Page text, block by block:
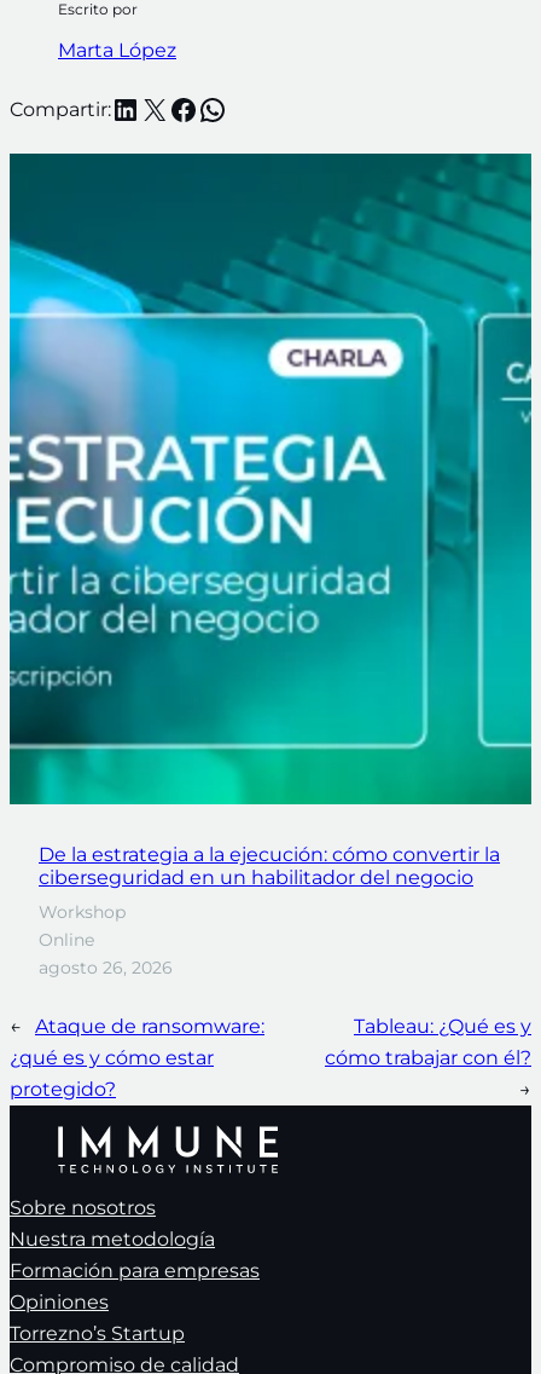
Escrito por
Marta López
Compartir:LinkedIn
X Facebook
WhatsApp
De la estrategia a la ejecución: cómo convertir la
ciberseguridad en un habilitador del negocio
Workshop
Online
agosto 26, 2026
←
Ataque de ransomware:
¿qué es y cómo estar
protegido?
Tableau: ¿Qué es y
cómo trabajar con él?
→
Sobre nosotros
Nuestra metodología
Formación para empresas
Opiniones
Torrezno’s Startup
Compromiso de calidad